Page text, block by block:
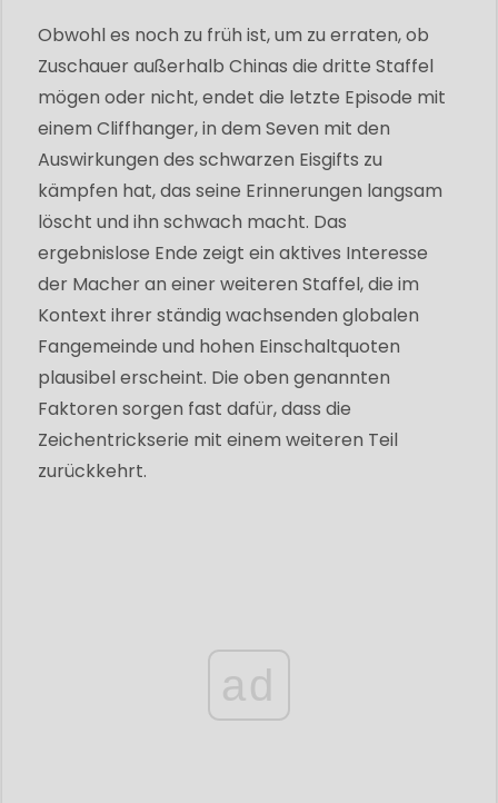
Obwohl es noch zu früh ist, um zu erraten, ob
Zuschauer außerhalb Chinas die dritte Staffel
mögen oder nicht, endet die letzte Episode mit
einem Cliffhanger, in dem Seven mit den
Auswirkungen des schwarzen Eisgifts zu
kämpfen hat, das seine Erinnerungen langsam
löscht und ihn schwach macht. Das
ergebnislose Ende zeigt ein aktives Interesse
der Macher an einer weiteren Staffel, die im
Kontext ihrer ständig wachsenden globalen
Fangemeinde und hohen Einschaltquoten
plausibel erscheint. Die oben genannten
Faktoren sorgen fast dafür, dass die
Zeichentrickserie mit einem weiteren Teil
zurückkehrt.
ad